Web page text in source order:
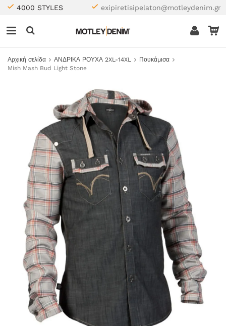
4000 STYLES exipiretisipelaton@motleydenim.gr
Αρχική σελίδα ΑΝΔΡΙΚΑ ΡΟΥΧΑ 2XL-14XL
Πουκάμισα
Mish Mash Bud Light Stone